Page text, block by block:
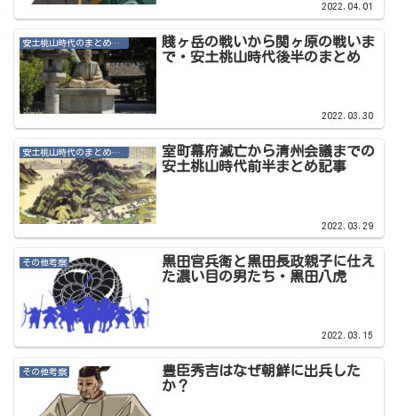
2022.04.01
安土桃山時代のまとめ・その他記事
賤ヶ岳の戦いから関ヶ原の戦いま
で・安土桃山時代後半のまとめ
2022.03.30
安土桃山時代のまとめ・その他記事
室町幕府滅亡から清州会議までの
安土桃山時代前半まとめ記事
2022.03.29
その他考察
黒田官兵衛と黒田長政親子に仕え
た濃い目の男たち・黒田八虎
2022.03.15
その他考察
豊臣秀吉はなぜ朝鮮に出兵した
か？